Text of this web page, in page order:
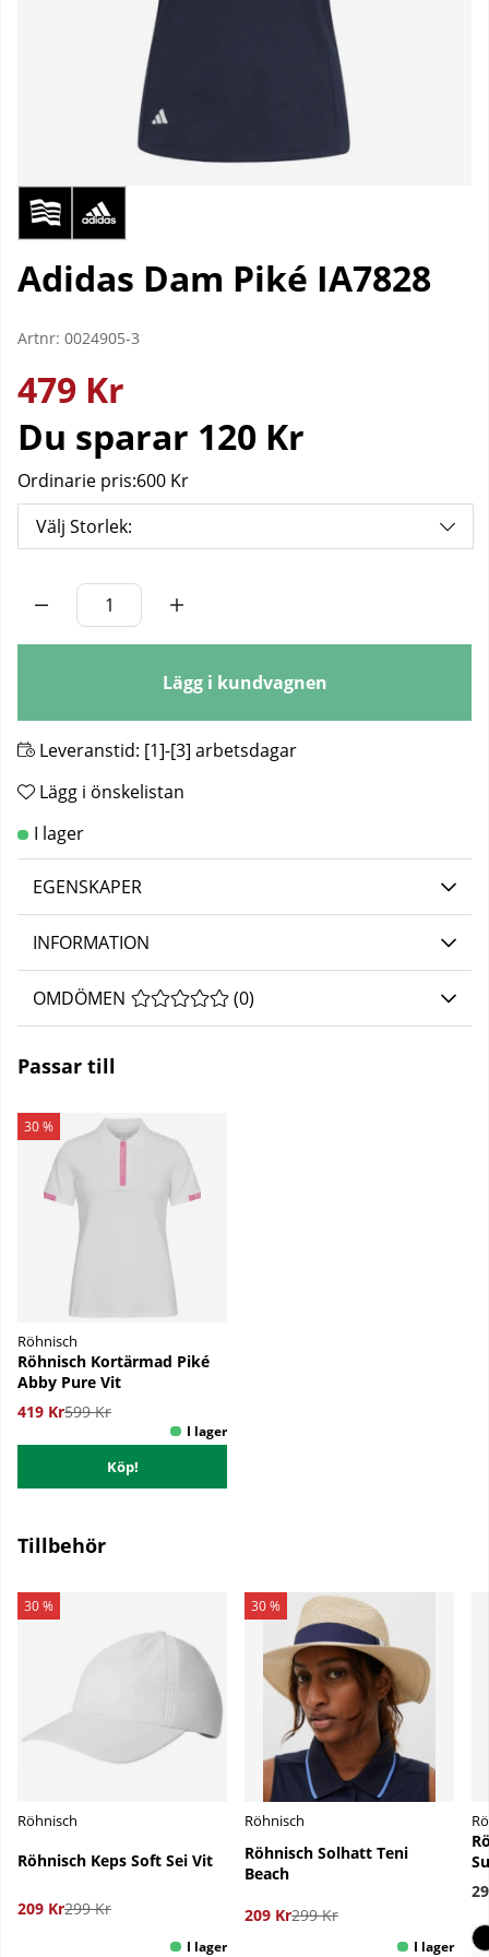
Adidas Dam Piké IA7828
Artnr: 0024905-3
479 Kr
Du sparar 120 Kr
Ordinarie pris:600 Kr
Välj Storlek:
Lägg i kundvagnen
Leveranstid: [1]-[3] arbetsdagar
Lägg i önskelistan
EGENSKAPER
INFORMATION
OMDÖMEN MEDELBETYG 0 AV 5 ANTAL BETYG 0
(0)
Passar till
30 %
Röhnisch
Röhnisch Kortärmad Piké
Abby Pure Vit
419 Kr599 Kr
Köp!
Tillbehör
30 %
Röhnisch
Röhnisch Keps Soft Sei Vit
209 Kr299 Kr
30 %
Röhnisch
Röhnisch Solhatt Teni
Beach
209 Kr299 Kr